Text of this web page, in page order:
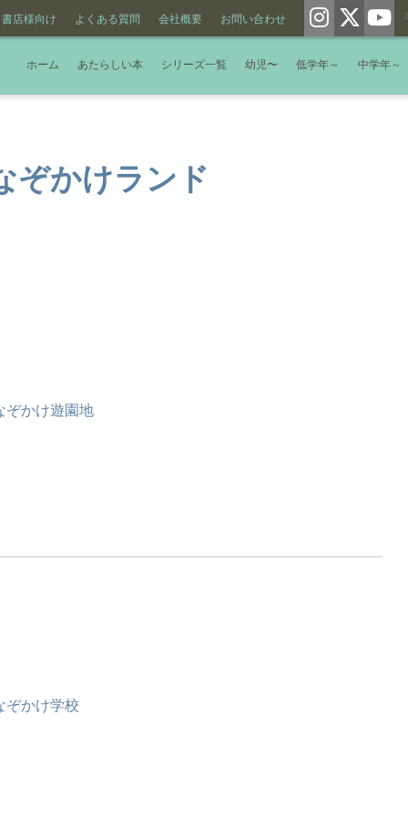
書店様向け よくある質問 会社概要 お問い合わせ
ホーム あたらしい本 シリーズ一覧 幼児〜 低学年～ 中学年～
ぞかけランド
ぞかけ遊園地
ぞかけ学校